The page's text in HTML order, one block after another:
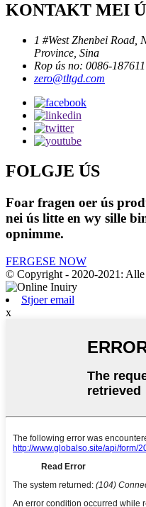
KONTAKT MEI
1 #West Zhenbei Road,
Province, Sina
Rop ús no: 0086-
zero@tltgd.com
FOLGJE ÚS
Foar fragen oer ús
nei ús litte en wy sille
opnimme.
FERGESE NOW
© Copyright - 2020-2021: Alle
Stjoer email
x